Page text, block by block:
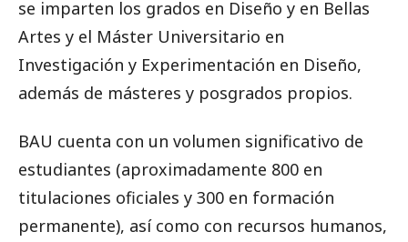
se imparten los grados en Diseño y en Bellas
Artes y el Máster Universitario en
Investigación y Experimentación en Diseño,
además de másteres y posgrados propios.
BAU cuenta con un volumen significativo de
estudiantes (aproximadamente 800 en
titulaciones oficiales y 300 en formación
permanente), así como con recursos humanos,